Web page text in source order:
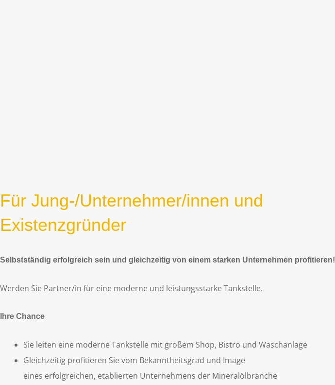
Für Jung-/Unternehmer/innen und
Existenzgründer
Selbstständig erfolgreich sein und gleichzeitig von einem starken Unternehmen profitieren!
Werden Sie Partner/in für eine moderne und leistungsstarke Tankstelle.
Ihre Chance
Sie leiten eine moderne Tankstelle mit großem Shop, Bistro und Waschanlage
Gleichzeitig profitieren Sie vom Bekanntheitsgrad und Image
eines erfolgreichen, etablierten Unternehmens der Mineralölbranche